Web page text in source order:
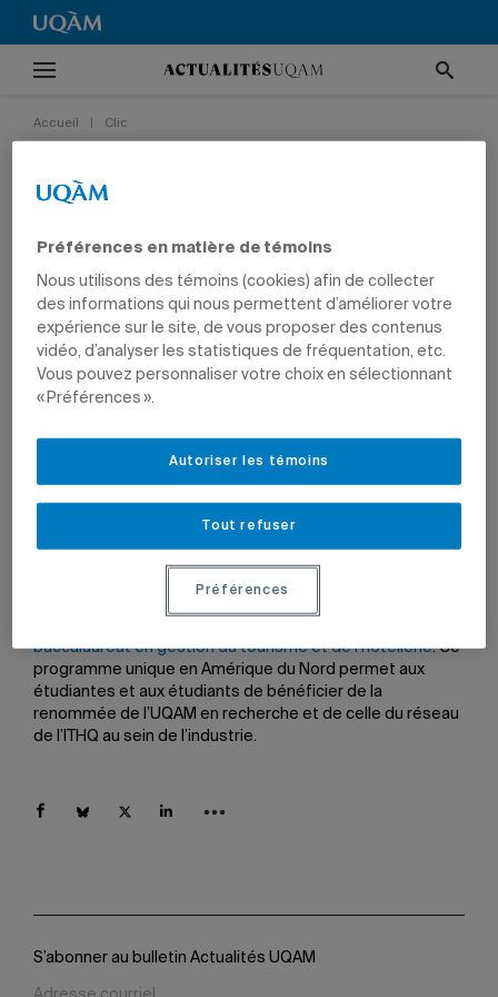
Le recteur Stéphane Pallage et la directrice générale de
Accueil Clic
Entente-cadre entre
l’UQAM et l’ITHQ
Mis à jour le 20 février 2024 à 14 h 24
CLIC GESTION
tourisme, de l’hôtellerie et de la restauration.
baccalauréat en gestion du tourisme et de l’hôtellerie. Ce
programme unique en Amérique du Nord permet aux
étudiantes et aux étudiants de bénéficier de la
renommée de l’UQAM en recherche et de celle du réseau
de l’ITHQ au sein de l’industrie.
S’abonner au bulletin Actualités UQAM
Préférences en matière de témoins
Nous utilisons des témoins (cookies) afin de collecter
des informations qui nous permettent d’améliorer votre
expérience sur le site, de vous proposer des contenus
vidéo, d’analyser les statistiques de fréquentation, etc.
Vous pouvez personnaliser votre choix en sélectionnant
« Préférences ».
Tout refuser
Autoriser les témoins
Préférences